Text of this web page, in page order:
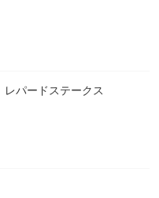
レパードステークス